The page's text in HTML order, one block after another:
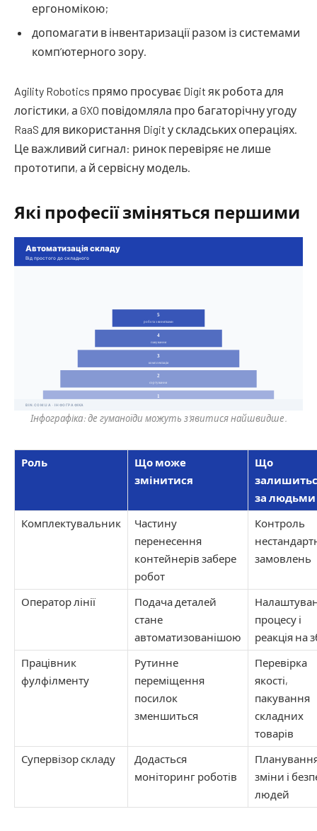
ергономікою;
допомагати в інвентаризації разом із системами
комп’ютерного зору.
Agility Robotics прямо просуває Digit як робота для
логістики, а GXO повідомляла про багаторічну угоду
RaaS для використання Digit у складських операціях.
Це важливий сигнал: ринок перевіряє не лише
прототипи, а й сервісну модель.
Які професії зміняться першими
Інфографіка: де гуманоїди можуть з’явитися найшвидше.
Роль
Що може
змінитися
Що
за людьми
Комплектувальник
Частину
перенесення
контейнерів забере
робот
Контроль
замовлень
Оператор лінії
Подача деталей
стане
автоматизованішою
процесу і
реакція на
Працівник
фулфілменту
Рутинне
переміщення
посилок
зменшиться
Перевірка
якості,
пакування
складних
товарів
Супервізор складу
Додасться
моніторинг роботів
зміни і
людей